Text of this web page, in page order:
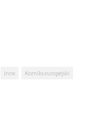
Inne
Komiks europejski